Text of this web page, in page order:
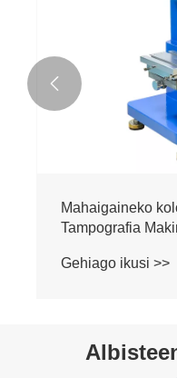
Mahaigaineko
Tampografia
Gehiago ikusi >>
